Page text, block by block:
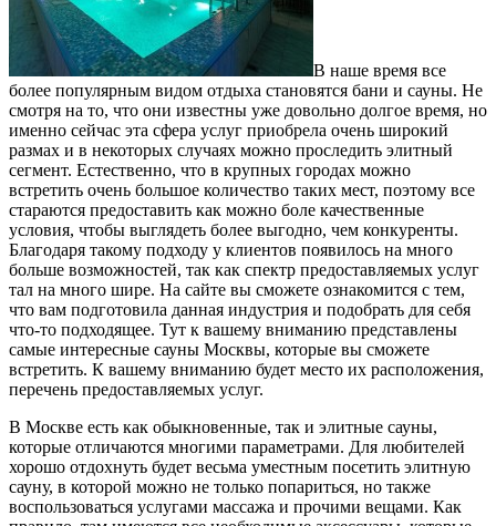
В наше время все
более популярным видом отдыха становятся бани и сауны. Не
смотря на то, что они известны уже довольно долгое время, но
именно сейчас эта сфера услуг приобрела очень широкий
размах и в некоторых случаях можно проследить элитный
сегмент. Естественно, что в крупных городах можно
встретить очень большое количество таких мест, поэтому все
стараются предоставить как можно боле качественные
условия, чтобы выглядеть более выгодно, чем конкуренты.
Благодаря такому подходу у клиентов появилось на много
больше возможностей, так как спектр предоставляемых услуг
тал на много шире. На сайте вы сможете ознакомится с тем,
что вам подготовила данная индустрия и подобрать для себя
что-то подходящее. Тут к вашему вниманию представлены
самые интересные сауны Москвы, которые вы сможете
встретить. К вашему вниманию будет место их расположения,
перечень предоставляемых услуг.
В Москве есть как обыкновенные, так и элитные сауны,
которые отличаются многими параметрами. Для любителей
хорошо отдохнуть будет весьма уместным посетить элитную
сауну, в которой можно не только попариться, но также
воспользоваться услугами массажа и прочими вещами. Как